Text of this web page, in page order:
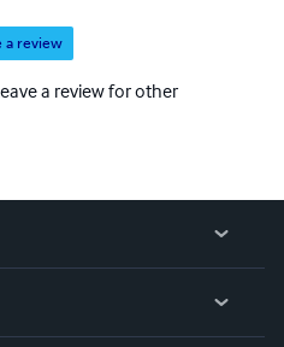
a review
a review for other